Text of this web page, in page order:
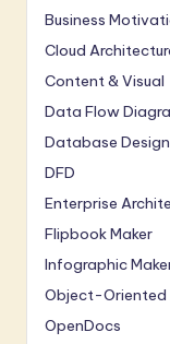
Business
Cloud
Content & Visual
Data Flow
Database Design
DFD
Enterprise
Flipbook Maker
Infographic
Object-Oriented
OpenDocs